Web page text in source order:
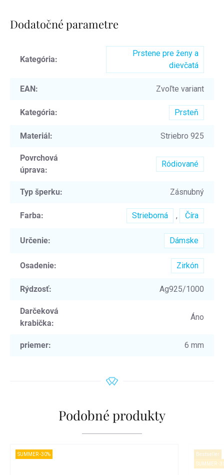
Dodatočné parametre
Kategória:
Prstene pre ženy a
dievčatá
EAN: Zvoľte variant
Kategória: Prsteň
Materiál: Striebro 925
Povrchová
úprava:
Ródiované
Typ šperku: Zásnubný
Farba: Strieborná , Číra
Určenie: Dámske
Osadenie: Zirkón
Rýdzosť: Ag925/1000
Darčeková
krabička:
Áno
priemer: 6 mm
Podobné produkty
SUMMER -30%
Bestseller
SUMMER -